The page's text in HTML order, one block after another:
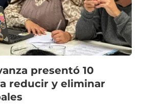
presentó 10
reducir y eliminar